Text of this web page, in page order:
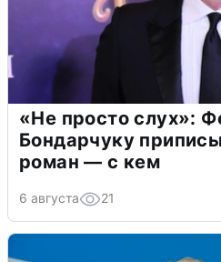
«Не просто слух»:
Бондарчуку
роман — с кем
6 августа 21